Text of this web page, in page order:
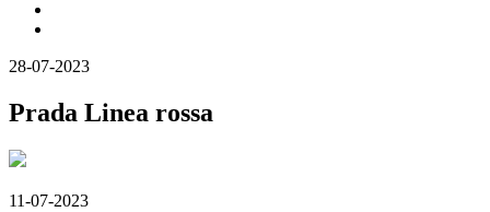
28-07-2023
Prada Linea rossa
11-07-2023